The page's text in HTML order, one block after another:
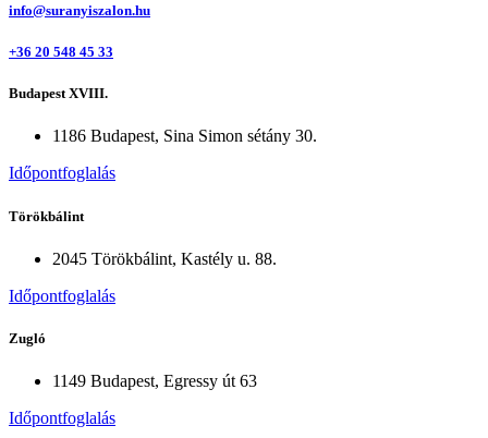
info@suranyiszalon.hu
+36 20 548 45 33
Budapest XVIII.
1186 Budapest, Sina Simon sétány 30.
Időpontfoglalás
Törökbálint
2045 Törökbálint, Kastély u. 88.
Időpontfoglalás
Zugló
1149 Budapest, Egressy út 63
Időpontfoglalás